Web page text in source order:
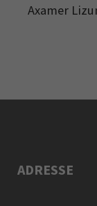
Axamer
ADRESSE